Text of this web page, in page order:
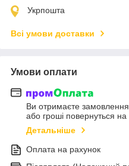
Укрпошта
Всі умови доставки
Умови оплати
Ви отримаєте замовлення
або гроші повернуться на
Детальніше
Оплата на рахунок